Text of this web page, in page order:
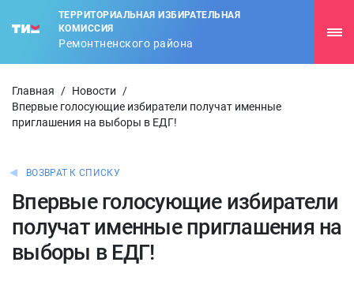
ТЕРРИТОРИАЛЬНАЯ ИЗБИРАТЕЛЬНАЯ
КОМИССИЯ
Ремонтненского района
Главная / Новости
/
Впервые голосующие избиратели получат именные
приглашения на выборы в ЕДГ!
ВОЗВРАТ К СПИСКУ
Впервые голосующие избиратели
получат именные приглашения на
выборы в ЕДГ!